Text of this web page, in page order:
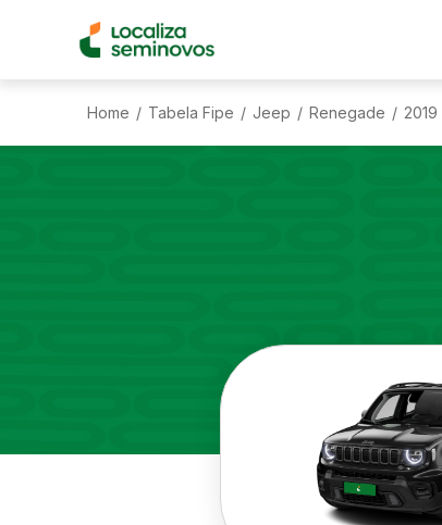
Home / Tabela Fipe / Jeep / Renegade / 2019